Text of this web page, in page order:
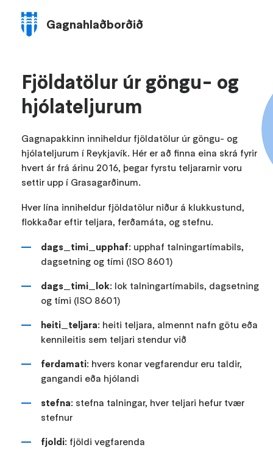
Gagna­hlaðborðið
Fara
Fjölda­töl­ur úr göngu- og
hjóla­telj­ur­um
Gagnapakkinn inniheldur fjöldatölur úr göngu- og
hjólateljurum í Reykjavík. Hér er að finna eina skrá fyrir
hvert ár frá árinu 2016, þegar fyrstu teljararnir voru
settir upp í Grasagarðinum.
Hver lína inniheldur fjöldatölur niður á klukkustund,
flokkaðar eftir teljara, ferðamáta, og stefnu.
dags_timi_upphaf: upphaf talningartímabils,
dagsetning og tími (ISO 8601)
dags_timi_lok: lok talningartímabils, dagsetning
og tími (ISO 8601)
heiti_teljara: heiti teljara, almennt nafn götu eða
kennileitis sem teljari stendur við
ferdamati: hvers konar vegfarendur eru taldir,
gangandi eða hjólandi
stefna: stefna talningar, hver teljari hefur tvær
stefnur
fjoldi: fjöldi vegfarenda